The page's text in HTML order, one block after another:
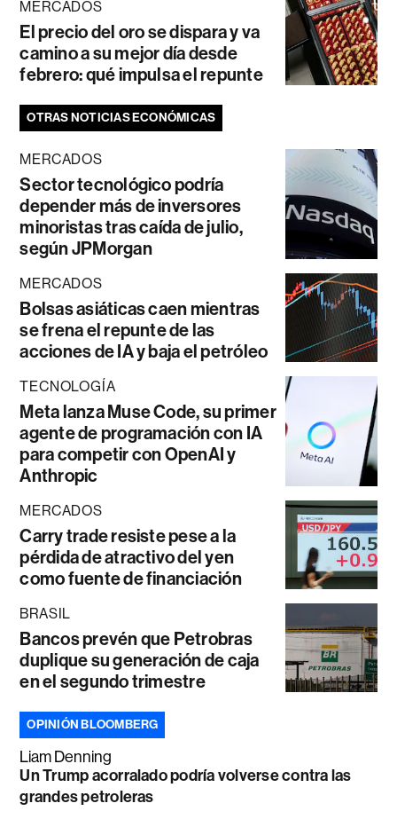
MERCADOS
El precio del oro se dispara y va
camino a su mejor día desde
febrero: qué impulsa el repunte
OTRAS NOTICIAS ECONÓMICAS
MERCADOS
Sector tecnológico podría
depender más de inversores
minoristas tras caída de julio,
según JPMorgan
MERCADOS
Bolsas asiáticas caen mientras
se frena el repunte de las
acciones de IA y baja el petróleo
TECNOLOGÍA
Meta lanza Muse Code, su primer
agente de programación con IA
para competir con OpenAI y
Anthropic
MERCADOS
Carry trade resiste pese a la
pérdida de atractivo del yen
como fuente de financiación
BRASIL
Bancos prevén que Petrobras
duplique su generación de caja
en el segundo trimestre
OPINIÓN BLOOMBERG
Liam Denning
Un Trump acorralado podría volverse contra las
grandes petroleras